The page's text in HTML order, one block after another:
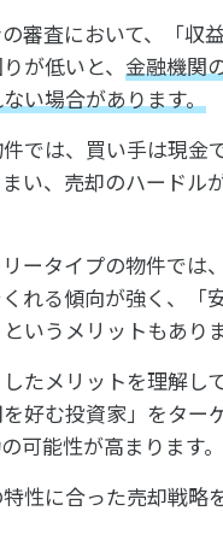
審査において、「収
が低いと、 金融機関
い場合があります。
では、買い手は現金
い、売却のハードル
ータイプの物件では
れる傾向が強く、「
いうメリットもありま
たメリットを理解し
好む投資家」をター
可能性が高まります。
性に合った売却戦略